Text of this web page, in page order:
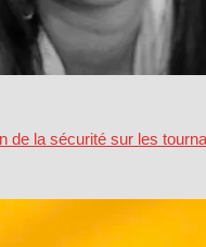
de la sécurité sur les